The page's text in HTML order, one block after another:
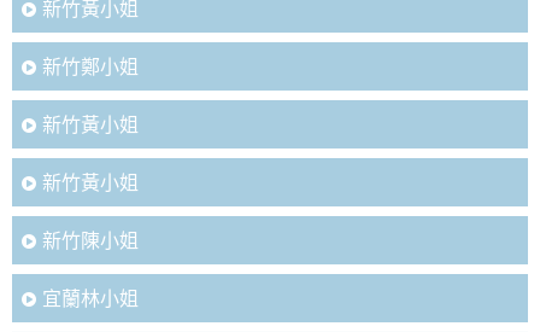
新竹黃小姐
新竹鄭小姐
新竹黃小姐
新竹黃小姐
新竹陳小姐
宜蘭林小姐